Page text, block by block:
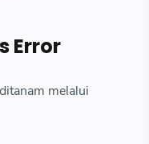
Error
melalui